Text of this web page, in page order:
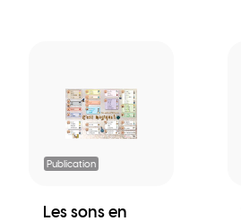
Publication
Les sons en